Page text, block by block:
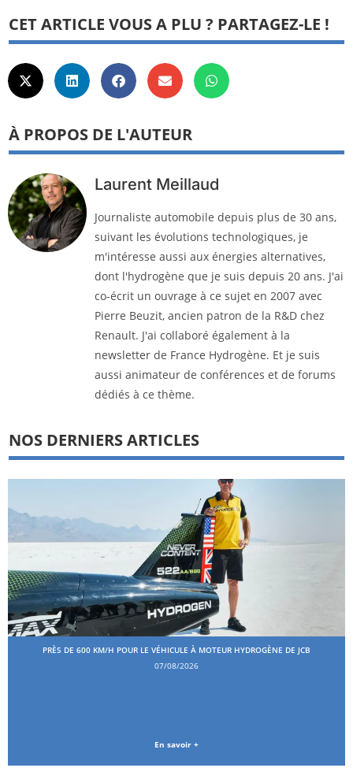
CET ARTICLE VOUS A PLU ? PARTAGEZ-LE !
À PROPOS DE L'AUTEUR
Laurent Meillaud
Journaliste automobile depuis plus de 30 ans,
suivant les évolutions technologiques, je
m'intéresse aussi aux énergies alternatives,
dont l'hydrogène que je suis depuis 20 ans. J'ai
co-écrit un ouvrage à ce sujet en 2007 avec
Pierre Beuzit, ancien patron de la R&D chez
Renault. J'ai collaboré également à la
newsletter de France Hydrogène. Et je suis
aussi animateur de conférences et de forums
dédiés à ce thème.
NOS DERNIERS ARTICLES
PRÈS DE 600 KM/H POUR LE VÉHICULE À MOTEUR HYDROGÈNE DE JCB
07/08/2026
En savoir +